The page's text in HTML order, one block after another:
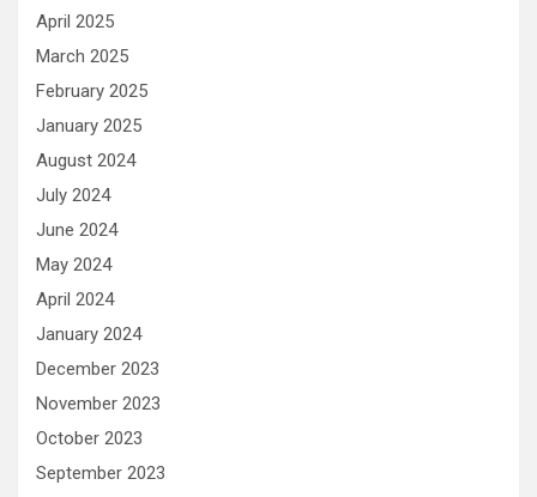
April 2025
March 2025
February 2025
January 2025
August 2024
July 2024
June 2024
May 2024
April 2024
January 2024
December 2023
November 2023
October 2023
September 2023